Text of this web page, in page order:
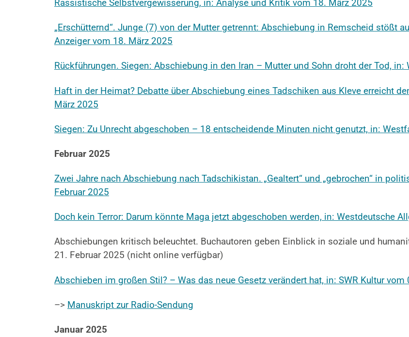
Rassistische Selbstvergewisserung, in: Analyse und Kritik vom 18. März 2025
„Erschütternd“. Junge (7) von der Mutter getrennt: Abschiebung in Remscheid stößt
Anzeiger vom 18. März 2025
Rückführungen. Siegen: Abschiebung in den Iran – Mutter und Sohn droht der Tod,
Haft in der Heimat? Debatte über Abschiebung eines Tadschiken aus Kleve erreicht
März 2025
Siegen: Zu Unrecht abgeschoben – 18 entscheidende Minuten nicht genutzt, in:
Februar 2025
Zwei Jahre nach Abschiebung nach Tadschikistan. „Gealtert“ und „gebrochen“ in
Februar 2025
Doch kein Terror: Darum könnte Maga jetzt abgeschoben werden, in: Westdeutsche
Abschiebungen kritisch beleuchtet. Buchautoren geben Einblick in soziale und
21. Februar 2025 (nicht online verfügbar)
Abschieben im großen Stil? – Was das neue Gesetz verändert hat, in: SWR Kultur vom
–> Manuskript zur Radio-Sendung
Januar 2025